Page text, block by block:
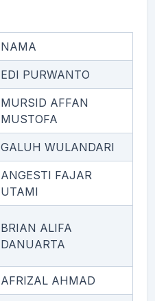
NAMA
EDI PURWANTO
MURSID AFFAN
MUSTOFA
GALUH WULANDARI
ANGESTI FAJAR
UTAMI
BRIAN ALIFA
DANUARTA
AFRIZAL AHMAD